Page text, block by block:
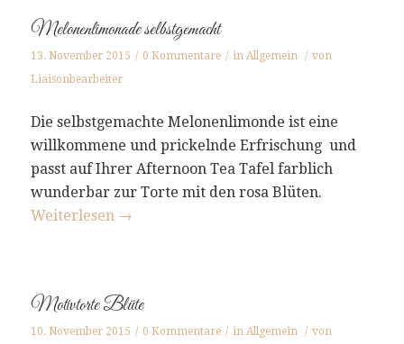
Melonenlimonade selbstgemacht
13. November 2015 / 0 Kommentare / in Allgemein / von
Liaisonbearbeiter
Die selbstgemachte Melonenlimonde ist eine
willkommene und prickelnde Erfrischung und
passt auf Ihrer Afternoon Tea Tafel farblich
wunderbar zur Torte mit den rosa Blüten.
Weiterlesen →
Motivtorte Blüte
10. November 2015 / 0 Kommentare / in Allgemein / von